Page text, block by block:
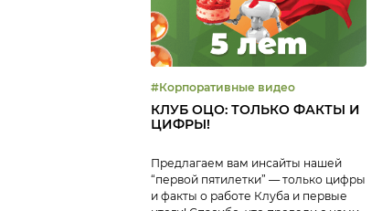
кабинетов постепенно
расширяется. В ходе онлайн-
завтрака мы обсудили: […]
#Корпоративные видео
КЛУБ ОЦО: ТОЛЬКО ФАКТЫ И
ЦИФРЫ!
Предлагаем вам инсайты нашей
“первой пятилетки” — только цифры
и факты о работе Клуба и первые